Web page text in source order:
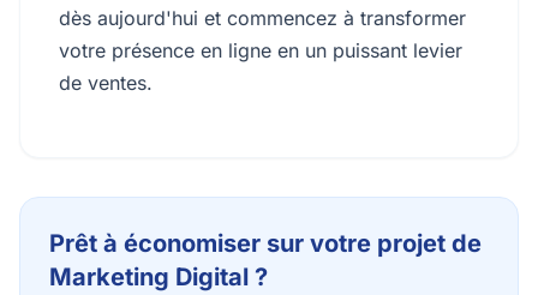
dès aujourd'hui et commencez à transformer
votre présence en ligne en un puissant levier
de ventes.
Prêt à économiser sur votre projet de
Marketing Digital ?